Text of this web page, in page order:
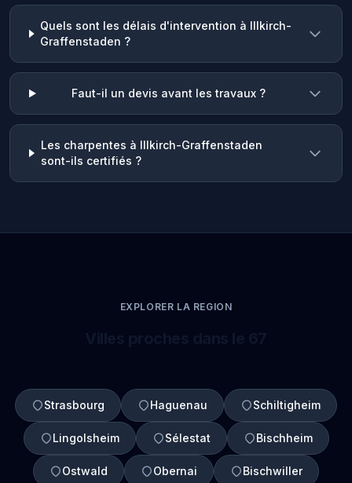
Quels sont les délais d'intervention à Illkirch-
Graffenstaden ?
Faut-il un devis avant les travaux ?
Les charpentes à Illkirch-Graffenstaden
sont-ils certifiés ?
EXPLORER LA REGION
Strasbourg Haguenau Schiltigheim
Lingolsheim Sélestat Bischheim
Ostwald Obernai Bischwiller